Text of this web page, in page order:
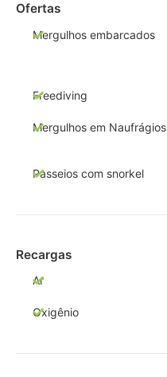
Ofertas
Mergulhos embarcados
Freediving
Mergulhos em Naufrágios
Passeios com snorkel
Recargas
Ar
Oxigênio